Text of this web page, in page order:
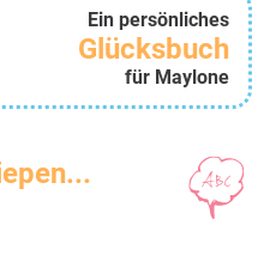
Ein persönliches
Glücksbuch
für Maylone